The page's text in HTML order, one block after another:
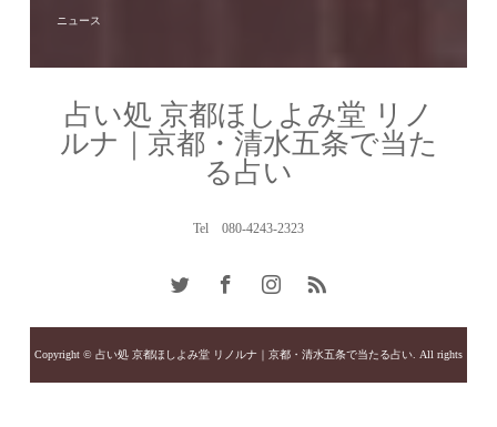
ニュース
占い処 京都ほしよみ堂 リノ
ルナ｜京都・清水五条で当た
る占い
Tel 080-4243-2323
Copyright © 占い処 京都ほしよみ堂 リノルナ｜京都・清水五条で当たる占い. All rights